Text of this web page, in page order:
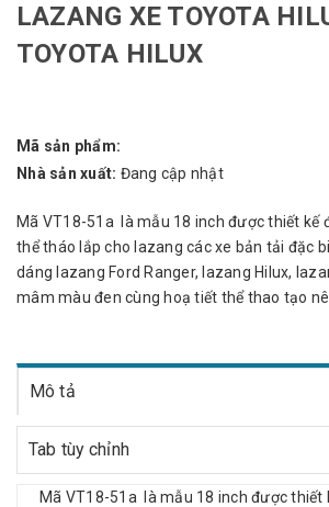
LAZANG XE TOYOTA
TOYOTA HILUX
Mã sản phẩm:
Nhà sản xuất: Đang cập nhật
Mã VT18-51a là mẫu 18 inch được thiết kế
thể tháo lắp cho lazang các xe bản tải đặc
dáng lazang Ford Ranger, lazang Hilux,
mâm màu đen cùng hoạ tiết thể thao tạo
Mô tả
Tab tùy chỉnh
Mã VT18-51a là mẫu 18 inch được thiết